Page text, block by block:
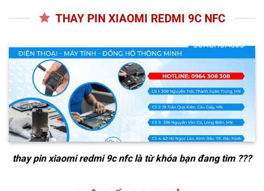
THAY PIN XIAOMI REDMI 9C NFC
thay pin xiaomi redmi 9c nfclà từ khóa bạn đang tìm ???